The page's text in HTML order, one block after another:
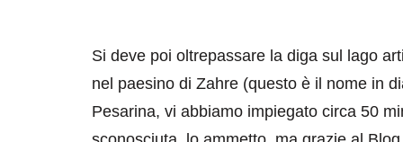
Si deve poi oltrepassare la diga sul lago
nel paesino di Zahre (questo è il nome in
Pesarina, vi abbiamo impiegato circa 50